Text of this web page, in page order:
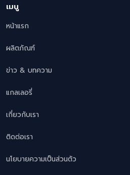
เมนู
หน้าแรก
ผลิตภัณฑ์
ข่าว & บทความ
แกลเลอรี่
เกี่ยวกับเรา
ติดต่อเรา
นโยบายความเป็นส่วนตัว